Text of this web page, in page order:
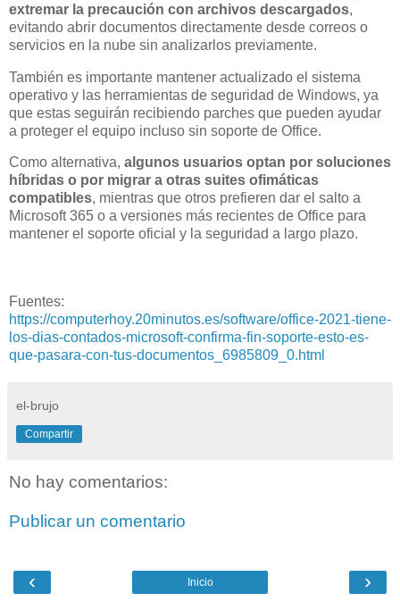
extremar la precaución con archivos descargados,
evitando abrir documentos directamente desde correos o
servicios en la nube sin analizarlos previamente.
También es importante mantener actualizado el sistema
operativo y las herramientas de seguridad de Windows, ya
que estas seguirán recibiendo parches que pueden ayudar
a proteger el equipo incluso sin soporte de Office.
Como alternativa, algunos usuarios optan por soluciones
híbridas o por migrar a otras suites ofimáticas
compatibles, mientras que otros prefieren dar el salto a
Microsoft 365 o a versiones más recientes de Office para
mantener el soporte oficial y la seguridad a largo plazo.
Fuentes:
https://computerhoy.20minutos.es/software/office-2021-tiene-
los-dias-contados-microsoft-confirma-fin-soporte-esto-es-
que-pasara-con-tus-documentos_6985809_0.html
el-brujo
Compartir
No hay comentarios:
Publicar un comentario
‹ ›
Inicio